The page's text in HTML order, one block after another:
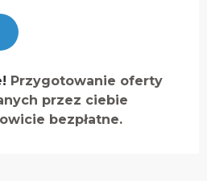
Przygotowanie oferty
przez ciebie
bezpłatne.